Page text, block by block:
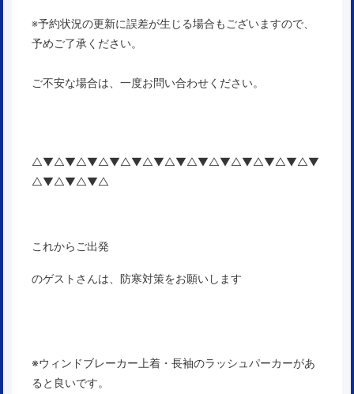
※予約状況の更新に誤差が生じる場合もございますので、
予めご了承ください。
ご不安な場合は、一度お問い合わせください。
△▼△▼△▼△▼△▼△▼△▼△▼△▼△▼△▼△▼△▼
△▼△▼△▼△
これからご出発
のゲストさんは、防寒対策をお願いします
※ウィンドブレーカー上着・長袖のラッシュパーカーがあ
ると良いです。